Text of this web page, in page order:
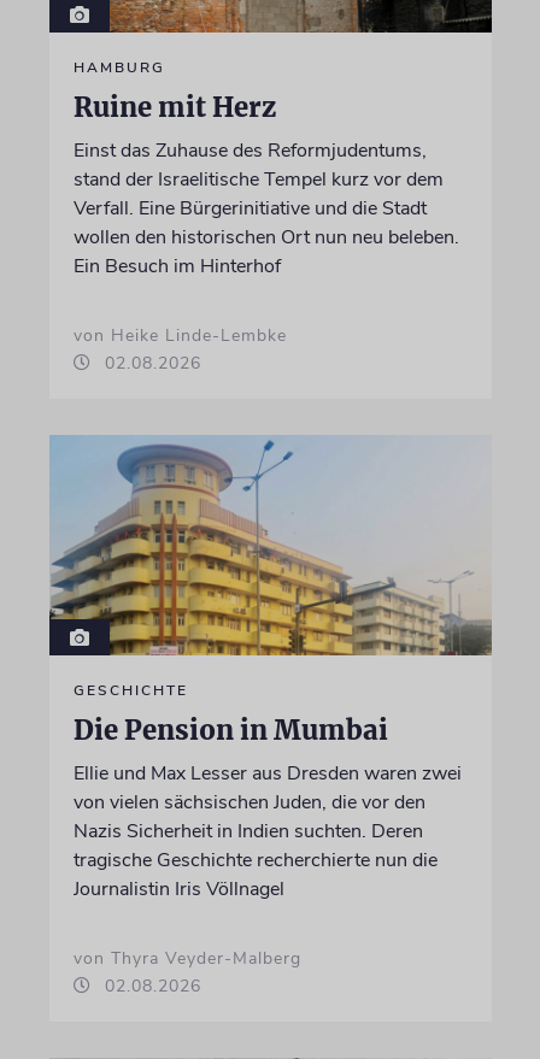
HAMBURG
Ruine mit Herz
Einst das Zuhause des Reformjudentums,
stand der Israelitische Tempel kurz vor dem
Verfall. Eine Bürgerinitiative und die Stadt
wollen den historischen Ort nun neu beleben.
Ein Besuch im Hinterhof
von Heike Linde-Lembke
02.08.2026
GESCHICHTE
Die Pension in Mumbai
Ellie und Max Lesser aus Dresden waren zwei
von vielen sächsischen Juden, die vor den
Nazis Sicherheit in Indien suchten. Deren
tragische Geschichte recherchierte nun die
Journalistin Iris Völlnagel
von Thyra Veyder-Malberg
02.08.2026